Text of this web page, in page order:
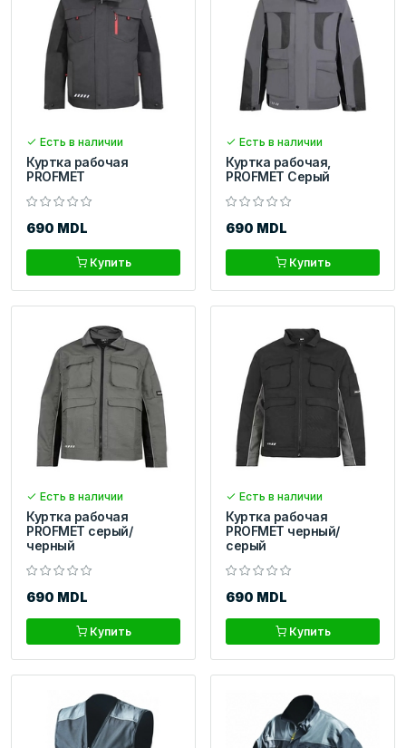
Есть в наличии
Куртка рабочая
PROFMET
690 MDL
Купить
Есть в наличии
Куртка рабочая,
PROFMET Серый
690 MDL
Купить
Есть в наличии
Куртка рабочая
PROFMET серый/
черный
690 MDL
Купить
Есть в наличии
Куртка рабочая
PROFMET черный/
серый
690 MDL
Купить